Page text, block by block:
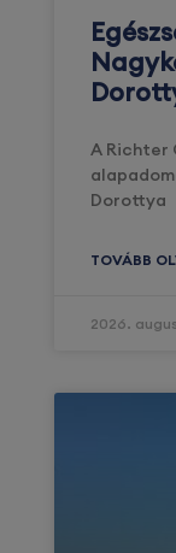
A Richter
Dorottya
TOVÁBB
2026.